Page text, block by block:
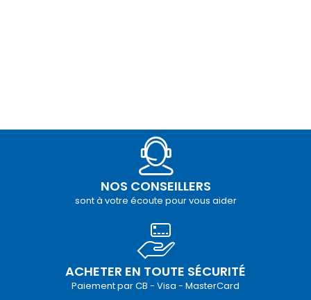
NOS CONSEILLERS
sont à votre écoute pour vous aider
ACHETER EN TOUTE SÉCURITÉ
Paiement par CB - Visa - MasterCard